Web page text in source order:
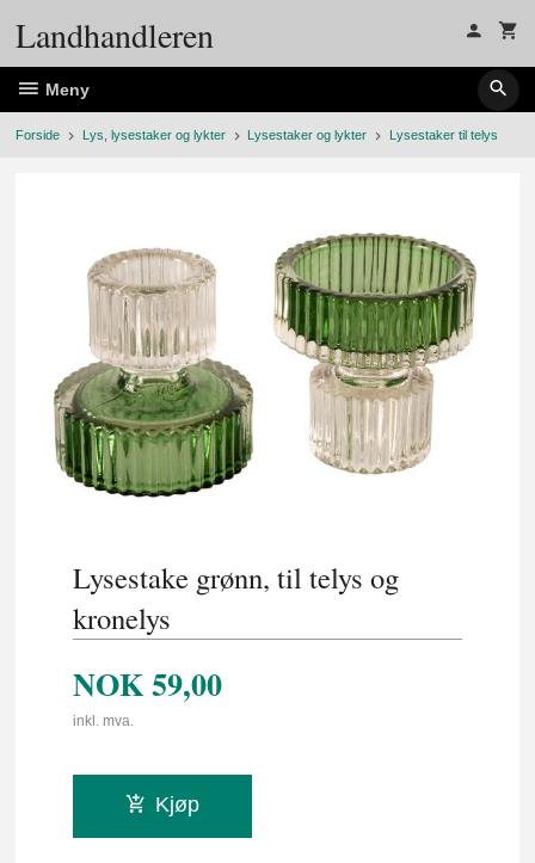
Landhandleren
Meny
Forside Lys, lysestaker og lykter Lysestaker og lykter Lysestaker til telys
Lysestake grønn, til telys og
kronelys
NOK59,00
inkl. mva.
Kjøp